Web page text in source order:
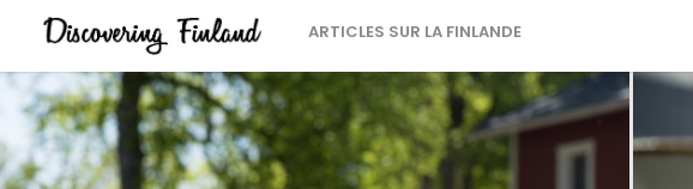
ARTICLES SUR LA FINLANDE